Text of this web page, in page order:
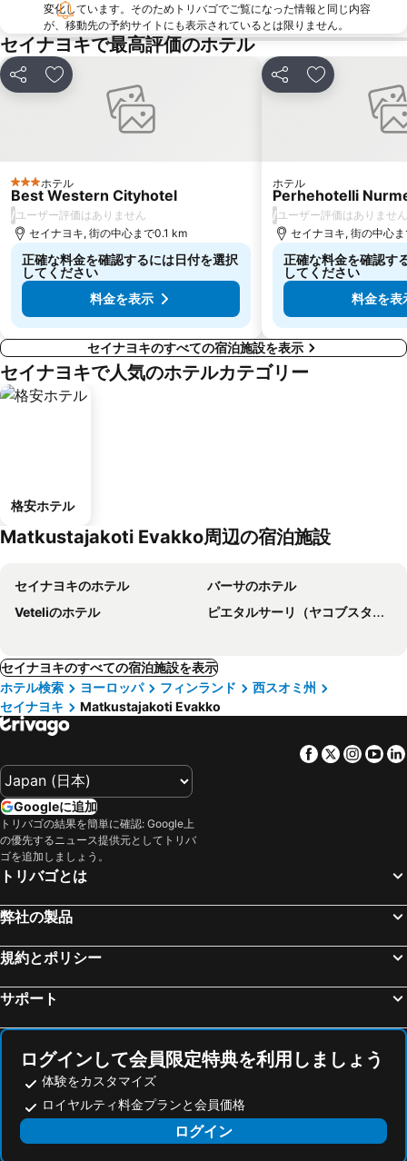
変化しています。そのためトリバゴでご覧になった情報と同じ内容
が、移動先の予約サイトにも表示されているとは限りません。
セイナヨキで最高評価のホテル
シェア お気に入りに追加
3 ホテルのランク
ホテル
Best Western Cityhotel
/ユーザー評価はありません
セイナヨキ, 街の中心まで0.1 km
正確な料金を確認するには日付を選択
してください
料金を表示
シェア お気に入りに
ホテル
Perhehotelli
/ユーザー評価はありません
セイナヨキ, 街の中心
正確な料金を確認す
してください
料金を表
セイナヨキのすべての宿泊施設を表示
セイナヨキで人気のホテルカテゴリー
格安ホテル
Matkustajakoti Evakko周辺の宿泊施設
セイナヨキのホテル
バーサのホテル
Veteliのホテル
ピエタルサーリ（ヤコブスタード）のホテル
セイナヨキのすべての宿泊施設を表示
ホテル検索
ヨーロッパ フィンランド
西スオミ州
セイナヨキ
Matkustajakoti Evakko
Facebook
Twitter
Googleに追加
トリバゴの結果を簡単に確認: Google上
の優先するニュース提供元としてトリバ
ゴを追加しましょう。
トリバゴとは
弊社の製品
規約とポリシー
サポート
ログインして会員限定特典を利用しましょう
体験をカスタマイズ
ロイヤルティ料金プランと会員価格
ログイン